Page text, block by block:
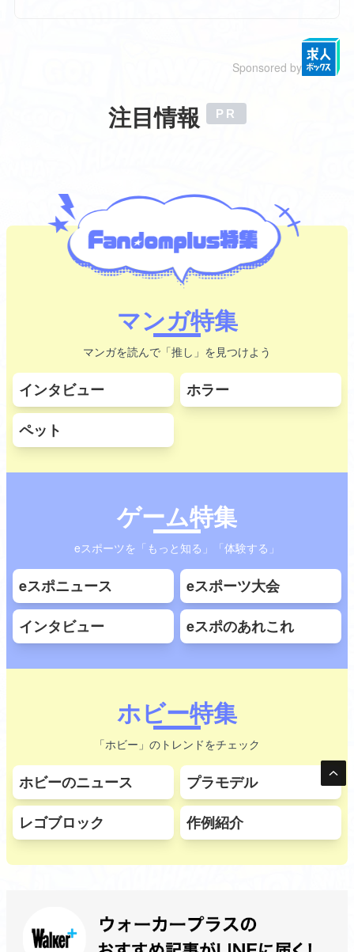
Sponsored by
注目情報
マンガ特集
マンガを読んで「推し」を見つけよう
インタビュー
ホラー
ペット
ゲーム特集
eスポーツを「もっと知る」「体験する」
eスポニュース
eスポーツ大会
インタビュー
eスポのあれこれ
ホビー特集
「ホビー」のトレンドをチェック
ホビーのニュース
プラモデル
レゴブロック
作例紹介